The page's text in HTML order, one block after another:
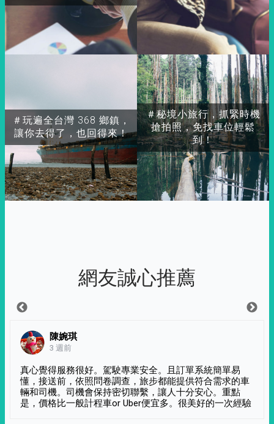
＃玩遍全台灣 368 鄉鎮，
讓你去得了，也回得來！
＃秘境小旅行，抓緊時機
搶拍照，免找車位輕鬆
到！
網友誠心推薦
陳婉琪
3 週前
真心覺得服務很好。駕駛專業安全。且訂單系統簡單易
懂，接送前，依照問卷調查，旅步都能提供符合需求的車
輛和司機。司機會保持密切聯繫，讓人十分安心。重點
是，價格比一般計程車or Uber便宜多。很美好的一次經驗